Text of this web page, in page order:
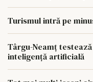
Turismul intră pe
Târgu-Neamț
inteligență artificială